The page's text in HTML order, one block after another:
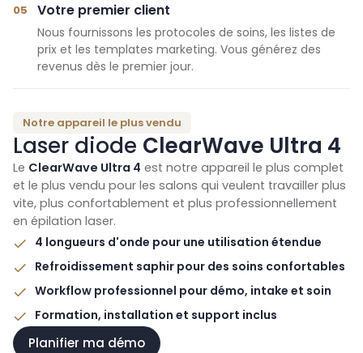
05 Votre premier client
Nous fournissons les protocoles de soins, les listes de
prix et les templates marketing. Vous générez des
revenus dès le premier jour.
Notre appareil le plus vendu
Laser diode ClearWave Ultra 4
Le ClearWave Ultra 4 est notre appareil le plus complet
et le plus vendu pour les salons qui veulent travailler plus
vite, plus confortablement et plus professionnellement
en épilation laser.
4 longueurs d'onde pour une utilisation étendue
Refroidissement saphir pour des soins confortables
Workflow professionnel pour démo, intake et soin
Formation, installation et support inclus
Planifier ma démo